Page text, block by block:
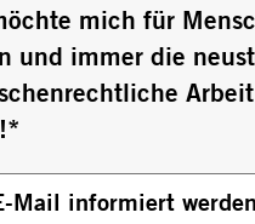
mich für
und immer die
Mail informiert werden